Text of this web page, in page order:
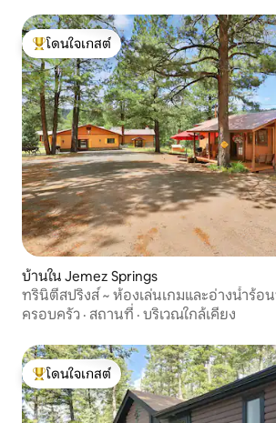
โดนใจเกสต์ที่สุด
โดนใจเกสต์
บ้านใน Jemez Springs
ทรินิตี้สปริงส์ ~ ห้องเล่นเกมและอ่างน้ำร้อ
ครอบครัว · สถานที่ · บริเวณใกล้เคียง
โดนใจเกสต์ที่สุด
โดนใจเกสต์